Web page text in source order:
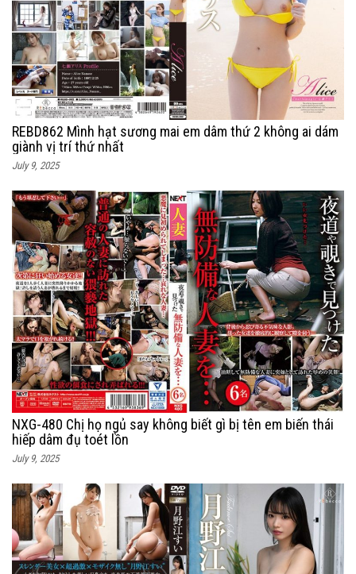
REBD862 Mình hạt sương mai em dâm thứ 2 không ai dám
giành vị trí thứ nhất
July 9, 2025
NXG-480 Chị họ ngủ say không biết gì bị tên em biến thái
hiếp dâm đụ toét lồn
July 9, 2025